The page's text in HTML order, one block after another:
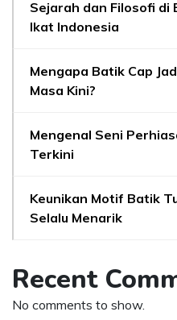
Sejarah dan Filosofi di
Ikat Indonesia
Mengapa Batik Cap
Masa Kini?
Mengenal Seni
Terkini
Keunikan Motif Batik
Selalu Menarik
Recent
No comments to show.